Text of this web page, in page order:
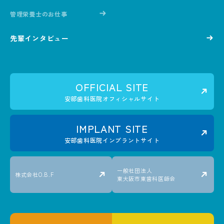
管理栄養士のお仕事
先輩インタビュー
OFFICIAL SITE
安部歯科医院オフィシャルサイト
IMPLANT SITE
安部歯科医院インプラントサイト
株式会社O.B.F
一般社団法人
東大阪市東歯科医師会